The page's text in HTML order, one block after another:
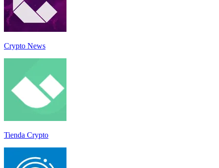
Crypto News
Tienda Crypto